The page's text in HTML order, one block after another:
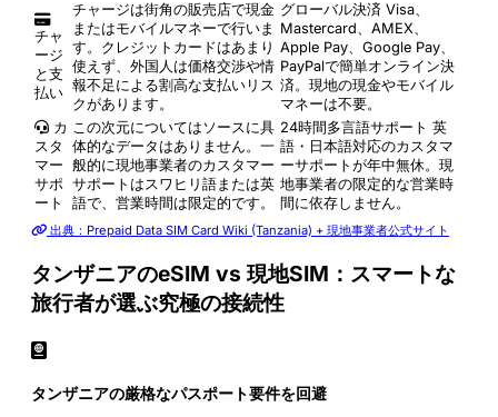
チャ
ージ
と支
払い
チャージは街角の販売店で現金
またはモバイルマネーで行いま
す。クレジットカードはあまり
使えず、外国人は価格交渉や情
報不足による割高な支払いリス
クがあります。
グローバル決済 Visa、
Mastercard、AMEX、
Apple Pay、Google Pay、
PayPalで簡単オンライン決
済。現地の現金やモバイル
マネーは不要。
カ
スタ
マー
サポ
ート
この次元についてはソースに具
体的なデータはありません。一
般的に現地事業者のカスタマー
サポートはスワヒリ語または英
語で、営業時間は限定的です。
24時間多言語サポート 英
語・日本語対応のカスタマ
ーサポートが年中無休。現
地事業者の限定的な営業時
間に依存しません。
出典：Prepaid Data SIM Card Wiki (Tanzania) + 現地事業者公式サイト
タンザニアのeSIM vs 現地SIM：スマートな
旅行者が選ぶ究極の接続性
タンザニアの厳格なパスポート要件を回避